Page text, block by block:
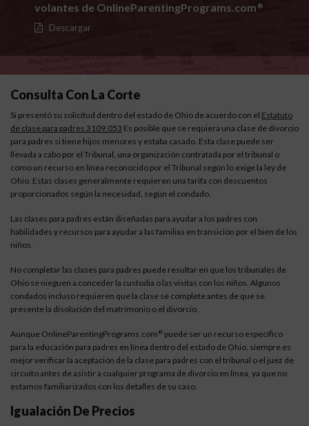
volantes de OnlineParentingPrograms.com ®
Descargar
Consulta Con La Corte
Si presentó su solicitud dentro del estado de Ohio de acuerdo con el Estatuto
de clase para padres 3109.053 Es posible que se requiera una clase de divorcio
para padres si tiene hijos menores y estaba casado. Esta clase puede ser
llevada a cabo por el Tribunal, una organización contratada por el tribunal o
como un recurso en línea reconocido por el Tribunal según lo exige la ley de
Ohio. Estas clases generalmente requieren una tarifa con descuentos
proporcionados según la necesidad, según el condado.
Las clases para padres están diseñadas para ayudar a los padres con
habilidades y recursos para ayudar a las familias en transición por el bien de los
niños.
No completar las clases para padres puede resultar en que los tribunales de
Ohio se nieguen a conceder la custodia o las visitas con los niños. Algunos
condados incluso requieren que la clase se complete antes de que se
presente la disolución del matrimonio o el divorcio.
Aunque OnlineParentingPrograms.com ® puede ser un recurso específico
para la educación para padres en línea dentro del estado de Ohio, siempre es
mejor verificar la aceptación de la clase para padres con el tribunal o el juez de
circuito antes de asistir a cualquier programa de divorcio en línea, ya que no
estamos familiarizados con los detalles de su caso.
Igualación De Precios